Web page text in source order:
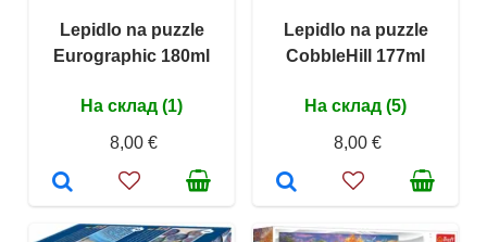
Lepidlo na puzzle
Eurographic 180ml
На склад (1)
8,00 €
Lepidlo na puzzle
CobbleHill 177ml
На склад (5)
8,00 €